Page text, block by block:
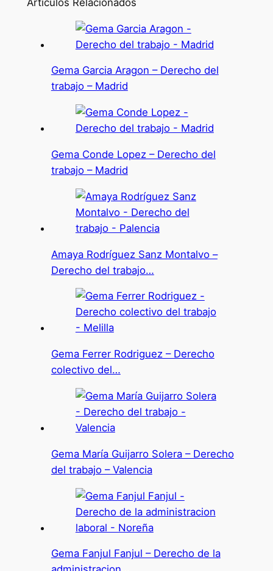
Gema Garcia Aragon – Derecho del
trabajo – Madrid
Gema Conde Lopez – Derecho del
trabajo – Madrid
Amaya Rodríguez Sanz Montalvo –
Derecho del trabajo…
Gema Ferrer Rodriguez – Derecho
colectivo del…
Gema María Guijarro Solera – Derecho
del trabajo – Valencia
Gema Fanjul Fanjul – Derecho de la